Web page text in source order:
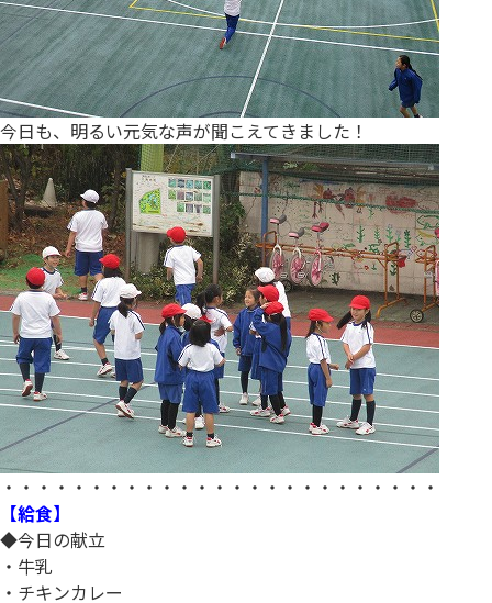
今日も、明るい元気な声が聞こえてきました！
・・・・・・・・・・・・・・・・・・・・・・・・・
【給食】
◆今日の献立
・牛乳
・チキンカレー